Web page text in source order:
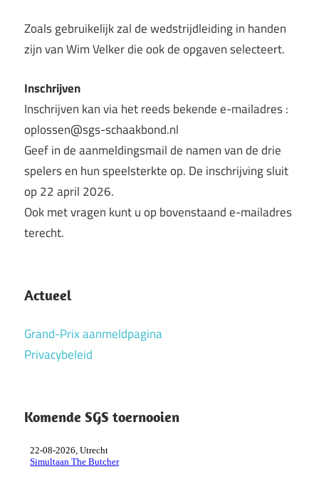
Zoals gebruikelijk zal de wedstrijdleiding in handen
zijn van Wim Velker die ook de opgaven selecteert.
Inschrijven
Inschrijven kan via het reeds bekende e-mailadres :
oplossen@sgs-schaakbond.nl
Geef in de aanmeldingsmail de namen van de drie
spelers en hun speelsterkte op. De inschrijving sluit
op 22 april 2026.
Ook met vragen kunt u op bovenstaand e-mailadres
terecht.
Actueel
Grand-Prix aanmeldpagina
Privacybeleid
Komende SGS toernooien